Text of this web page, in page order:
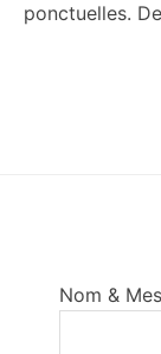
ponctuelles.
Nom &